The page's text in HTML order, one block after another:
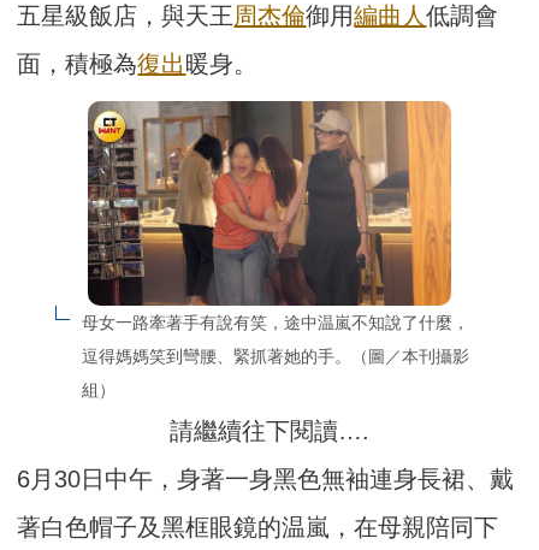
五星級飯店，與天王周杰倫御用編曲人低調會
面，積極為復出暖身。
母女一路牽著手有說有笑，途中温嵐不知說了什麼，
逗得媽媽笑到彎腰、緊抓著她的手。（圖／本刊攝影
組）
請繼續往下閱讀….
6月30日中午，身著一身黑色無袖連身長裙、戴
著白色帽子及黑框眼鏡的温嵐，在母親陪同下